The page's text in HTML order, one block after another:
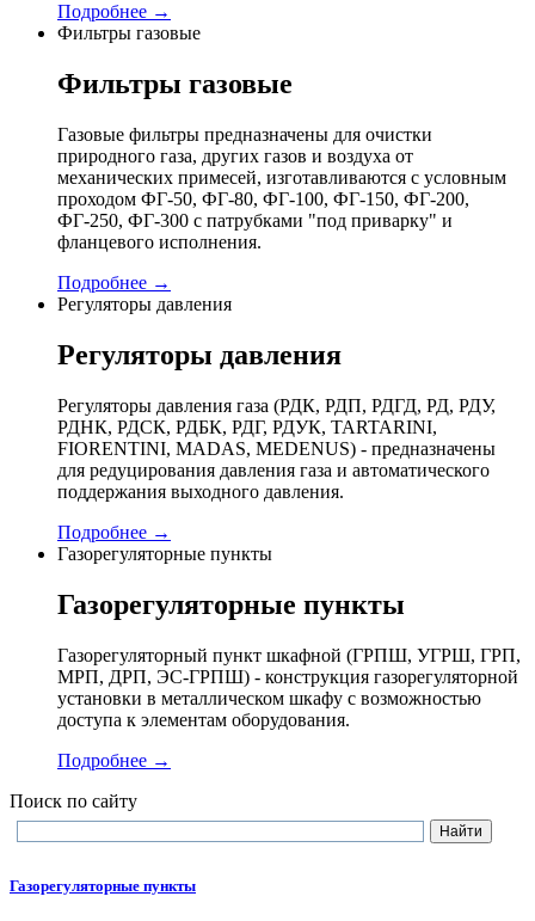
Подробнее →
Фильтры газовые
Фильтры газовые
Газовые фильтры предназначены для очистки
природного газа, других газов и воздуха от
механических примесей, изготавливаются с условным
проходом ФГ-50, ФГ-80, ФГ-100, ФГ-150, ФГ-200,
ФГ-250, ФГ-300 с патрубками "под приварку" и
фланцевого исполнения.
Подробнее →
Регуляторы давления
Регуляторы давления
Регуляторы давления газа (РДК, РДП, РДГД, РД, РДУ,
РДНК, РДСК, РДБК, РДГ, РДУК, TARTARINI,
FIORENTINI, MADAS, MEDENUS) - предназначены
для редуцирования давления газа и автоматического
поддержания выходного давления.
Подробнее →
Газорегуляторные пункты
Газорегуляторные пункты
Газорегуляторный пункт шкафной (ГРПШ, УГРШ, ГРП,
МРП, ДРП, ЭС-ГРПШ) - конструкция газорегуляторной
установки в металлическом шкафу с возможностью
доступа к элементам оборудования.
Подробнее →
Поиск по сайту
Газорегуляторные пункты